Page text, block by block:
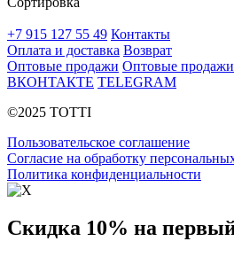
+7 915 127 55 49 Контакты
Оплата и доставка Возврат
Оптовые продажи Оптовые продажи
ВКОНТАКТЕ TELEGRAM
©2025 TOTTI
Пользовательское соглашение
Согласие на обработку
Политика конфиденциальности
Скидка 10% на